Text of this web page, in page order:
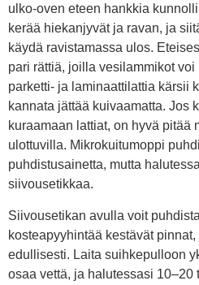
ulko-oven eteen hankkia
kerää hiekanjyvät ja ravan, ja
käydä ravistamassa ulos.
pari rättiä, joilla vesilammikot
parketti- ja laminaattilattia kärsii
kannata jättää kuivaamatta. Jos
kuraamaan lattiat, on hyvä pitää
ulottuvilla. Mikrokuitumoppi
puhdistusainetta, mutta
siivousetikkaa.
Siivousetikan avulla voit
kosteapyyhintää kestävät
edullisesti. Laita suihkepulloon
osaa vettä, ja halutessasi 10–20